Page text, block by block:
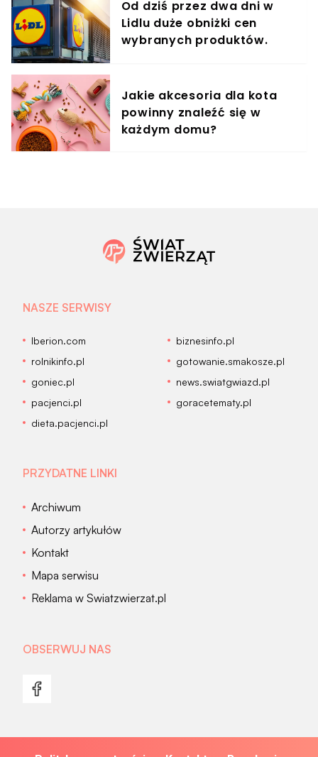
Od dziś przez dwa dni w
Lidlu duże obniżki cen
wybranych produktów.
Jakie akcesoria dla kota
powinny znaleźć się w
każdym domu?
NASZE SERWISY
Iberion.com
biznesinfo.pl
rolnikinfo.pl
gotowanie.smakosze.pl
goniec.pl
news.swiatgwiazd.pl
pacjenci.pl
goracetematy.pl
dieta.pacjenci.pl
PRZYDATNE LINKI
Archiwum
Autorzy artykułów
Kontakt
Mapa serwisu
Reklama w Swiatzwierzat.pl
OBSERWUJ NAS